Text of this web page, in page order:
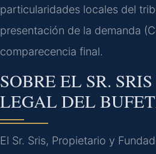
particularidades locales del
presentación de la demanda
comparecencia final.
SOBRE EL SR.
LEGAL DEL
El Sr. Sris, Propietario y